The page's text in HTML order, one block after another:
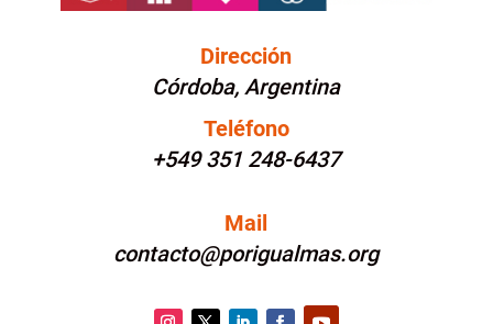
Dirección
Córdoba, Argentina
Teléfono
+549 351 248-6437
Mail
contacto@porigualmas.org